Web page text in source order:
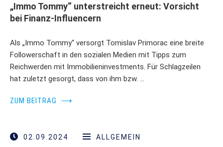
„Immo Tommy“ unterstreicht erneut: Vorsicht
bei Finanz-Influencern
Als „Immo Tommy“ versorgt Tomislav Primorac eine breite
Followerschaft in den sozialen Medien mit Tipps zum
Reichwerden mit Immobilieninvestments. Für Schlagzeilen
hat zuletzt gesorgt, dass von ihm bzw. …
ZUM BEITRAG ⟶
02.09.2024 ALLGEMEIN